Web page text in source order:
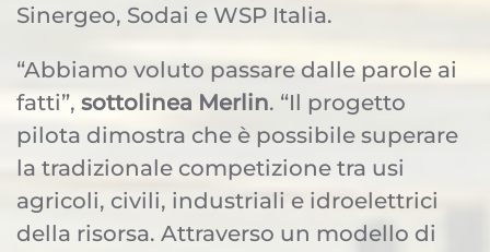
Sinergeo, Sodai e WSP Italia.
“Abbiamo voluto passare dalle parole ai
fatti”, sottolinea Merlin. “Il progetto
pilota dimostra che è possibile superare
la tradizionale competizione tra usi
agricoli, civili, industriali e idroelettrici
della risorsa. Attraverso un modello di